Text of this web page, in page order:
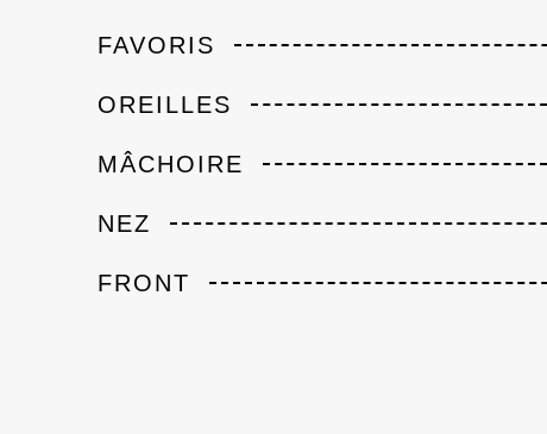
FAVORIS
OREILLES
MÂCHOIRE
NEZ
FRONT